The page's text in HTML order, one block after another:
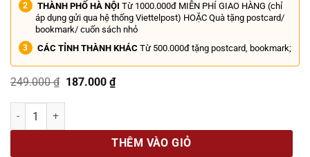
THÀNH PHỐ HÀ NỘI Từ 1000.000đ MIỄN PHÍ GIAO HÀNG (chỉ
áp dụng gửi qua hệ thống Viettelpost) HOẶC Quà tặng postcard/
bookmark/ cuốn sách nhỏ
CÁC TỈNH THÀNH KHÁC Từ 500.000đ tặng postcard, bookmark;
249.000₫ Giá
là:
187.000 ₫Giá
(In màu toàn bộ) CHÚ LÍNH THIẾC DŨNG CẢM – Andersen – TIMES
THÊM VÀO GIỎ